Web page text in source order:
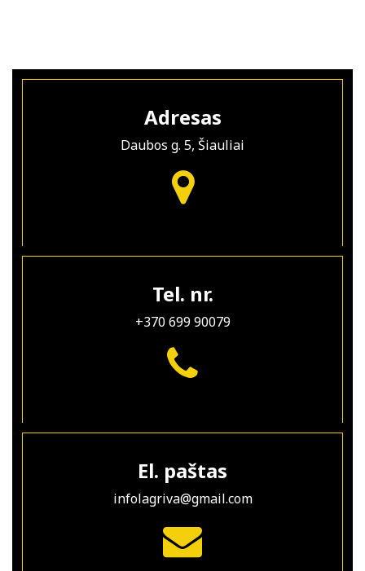
Adresas
Daubos g. 5, Šiauliai
Tel. nr.
+370 699 90079
El. paštas
infolagriva@gmail.com